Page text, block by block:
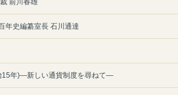
前川春雄
史編纂室長 石川通達
15年)―新しい通貨制度を尋ねて―